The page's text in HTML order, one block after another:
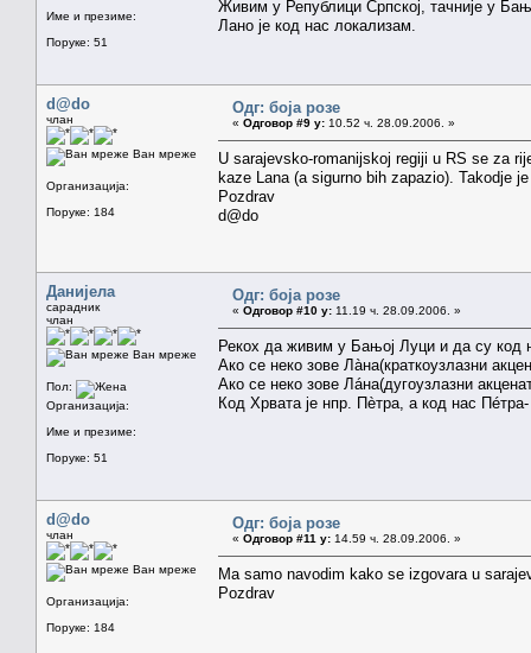
Име и презиме:
Поруке: 51
Живим у Републици Српској, тачније у
Лано је код нас локализам.
d@do
члан
Ван мреже
Организација:
Поруке: 184
Одг: боја розе
« Одговор #9 у: 10.52 ч. 28.09.2006. »
U sarajevsko-romanijskoj regiji u RS se za
kaze Lana (a sigurno bih zapazio). Takodje
Pozdrav
d@do
Данијела
сарадник
члан
Ван мреже
Пол:
Организација:
Име и презиме:
Поруке: 51
Одг: боја розе
« Одговор #10 у: 11.19 ч. 28.09.2006. »
Рекох да живим у Бањој Луци и да су
Ако се неко зове Лàна(краткоузлазни
Ако се неко зове Лáна(дугоузлазни
Код Хрвата је нпр. Пèтра, а код нас
d@do
члан
Ван мреже
Организација:
Поруке: 184
Одг: боја розе
« Одговор #11 у: 14.59 ч. 28.09.2006. »
Ma samo navodim kako se izgovara u
Pozdrav